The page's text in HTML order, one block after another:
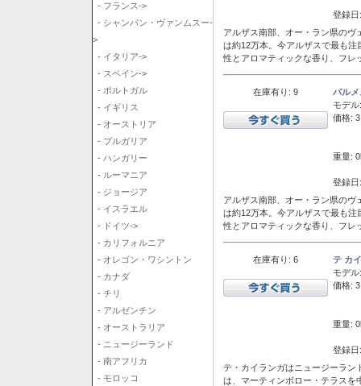
- フランス->
- シャンパン・ヴァンムスー-
>
- イタリア->
- スペイン->
- ポルトガル
- イギリス
- オーストリア
- ブルガリア
- ハンガリー
- ルーマニア
- ジョージア
- イスラエル
- ドイツ->
- カリフォルニア
- オレゴン・ワシントン
- カナダ
- チリ
- アルゼンチン
- オーストラリア
- ニュージーランド
- 南アフリカ
- モロッコ
登録
アルザス南部、オー・ラン県の
は約12万本。今アルザスで最も
性とアロマティックな香り、フレ
在庫有り: 9
バル
モデル:
価格:
重量:
登録
アルザス南部、オー・ラン県の
は約12万本。今アルザスで最も
性とアロマティックな香り、フレ
在庫有り: 6
テ カ
モデル:
価格:
重量:
登録
テ・カイランガはニュージーラン
は、マーティンボロー・テラスを